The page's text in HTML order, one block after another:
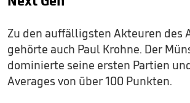
Zu den auffälligsten Akteuren des
gehörte auch Paul Krohne. Der
dominierte seine ersten Partien
Averages von über 100 Punkten.